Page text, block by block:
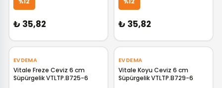
₺ 35,82 ₺ 35,82
EVDEMA
Vitale Freze Ceviz 6 cm
Süpürgelik VTLTP.B725-6
EVDEMA
Vitale Koyu Ceviz 6 cm
Süpürgelik VTLTP.B729-6